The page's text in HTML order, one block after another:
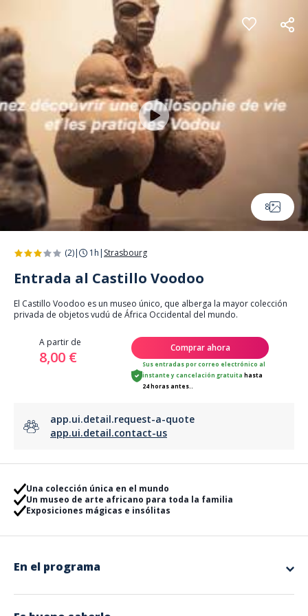
Panel de gestión de cookies
8
(2)| 1h | Strasbourg
Entrada al Castillo Voodoo
El Castillo Voodoo es un museo único, que alberga la mayor colección
privada de objetos vudú de África Occidental del mundo.
A partir de
8,00 €
Comprar ahora
Sus entradas por correo electrónico al
instante y cancelación gratuita hasta
24 horas antes..
app.ui.detail.request-a-quote
app.ui.detail.contact-us
Una colección única en el mundo
Un museo de arte africano para toda la familia
Exposiciones mágicas e insólitas
En el programa
privada de objetos vudú de África Occidental del mundo.